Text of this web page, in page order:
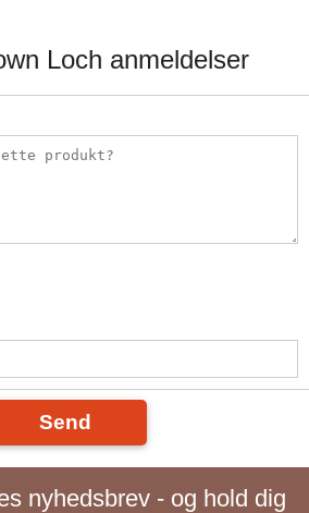
Loch anmeldelser
Send
nyhedsbrev - og hold dig